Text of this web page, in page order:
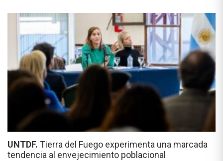
UNTDF. Tierra del Fuego experimenta una marcada
tendencia al envejecimiento poblacional